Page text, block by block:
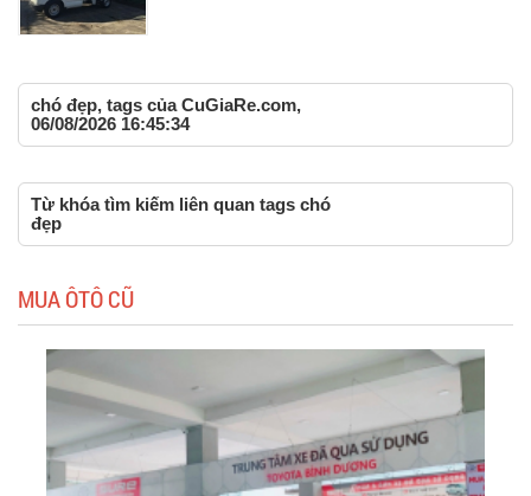
chó đẹp, tags của CuGiaRe.com,
06/08/2026 16:45:34
Từ khóa tìm kiếm liên quan tags chó
đẹp
MUA ÔTÔ CŨ